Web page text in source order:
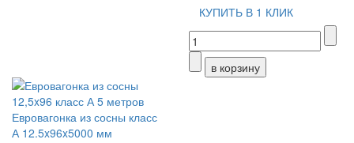
КУПИТЬ В 1 КЛИК
Евровагонка из сосны класс
А 12.5x96x5000 мм